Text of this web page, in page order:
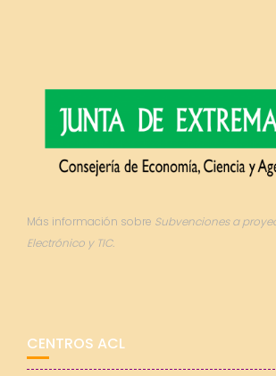
Más información sobre Subvenciones a
Electrónico y TIC.
CENTROS ACL